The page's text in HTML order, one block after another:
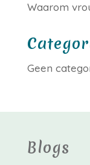
Waarom
Geen
Blogs